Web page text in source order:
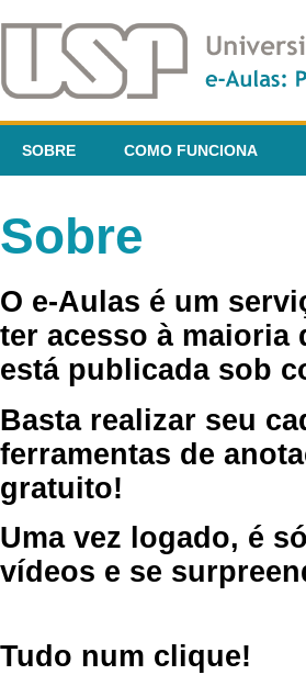
SOBRE COMO FUNCIONA
Sobre
O e-Aulas é um
ter acesso à
está publicada sob
Basta realizar seu
ferramentas de
gratuito!
Uma vez logado, é
vídeos e se
Tudo num clique!